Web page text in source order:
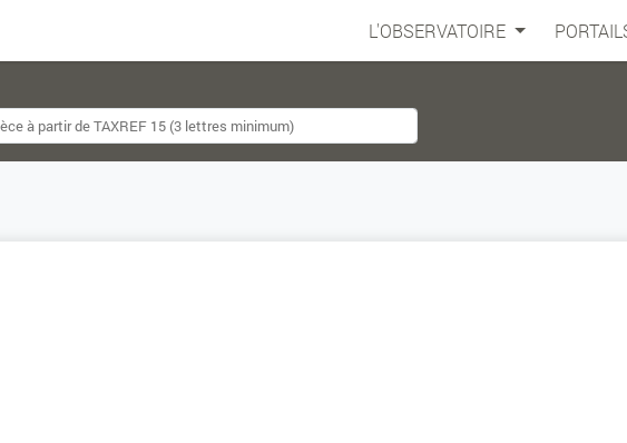
L'OBSERVATOIRE